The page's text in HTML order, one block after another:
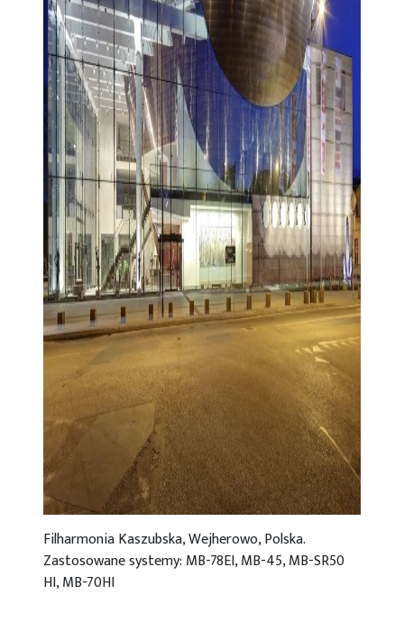
Filharmonia Kaszubska, Wejherowo, Polska.
Zastosowane systemy: MB-78EI, MB-45, MB-SR50
HI, MB-70HI